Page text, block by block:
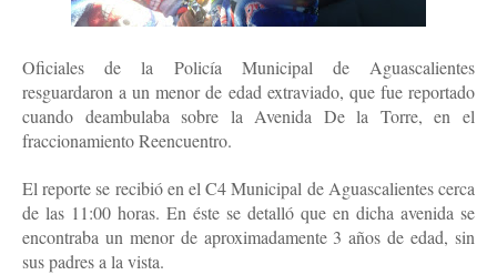
Oficiales de la Policía Municipal de Aguascalientes
resguardaron a un menor de edad extraviado, que fue reportado
cuando deambulaba sobre la Avenida De la Torre, en el
fraccionamiento Reencuentro.
El reporte se recibió en el C4 Municipal de Aguascalientes cerca
de las 11:00 horas. En éste se detalló que en dicha avenida se
encontraba un menor de aproximadamente 3 años de edad, sin
sus padres a la vista.